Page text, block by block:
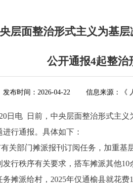
层面整治形式主义为基
公开通报4起整
发布时间：2026-04-22 信息来源：《
日电 日前，中央层面整治形式主
行通报。具体如下：
关部门摊派报刊订阅任务，加重
行秩序有关要求，搭车摊派其他
摊派给村，2025年仅通榆县就花